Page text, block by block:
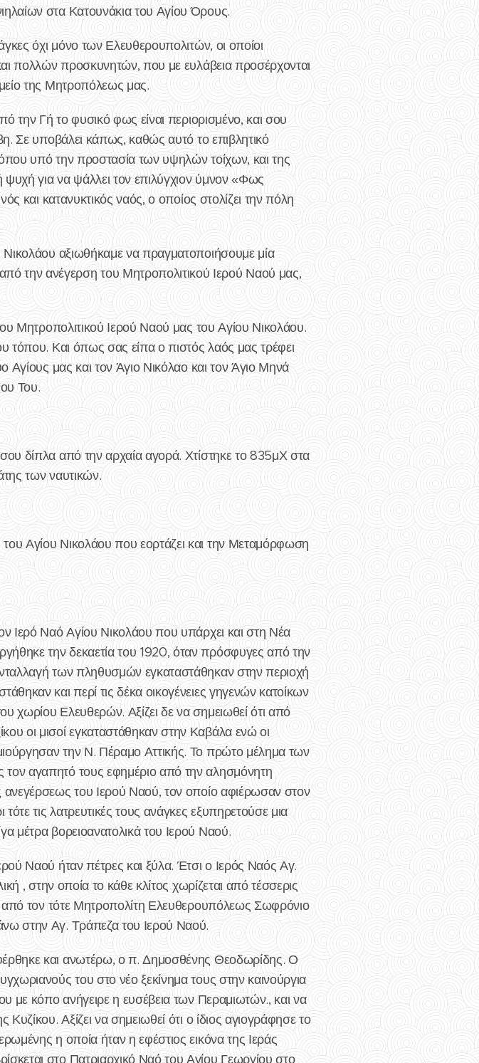
στα Κατουνάκια του Αγίου Όρους.
όχι μόνο των Ελευθερουπολιτών, οι οποίοι
πολλών προσκυνητών, που με ευλάβεια προσέρχονται
της Μητροπόλεως μας.
την Γή το φυσικό φως είναι περιορισμένο, και σου
Σε υποβάλει κάπως, καθώς αυτό το επιβλητικό
υπό την προστασία των υψηλών τοίχων, και της
για να ψάλλει τον επιλύγχιον ύμνον «Φως
και κατανυκτικός ναός, ο οποίος στολίζει την πόλη
αξιωθήκαμε να πραγματοποιήσουμε μία
ανέγερση του Μητροπολιτικού Ιερού Ναού μας,
Μητροπολιτικού Ιερού Ναού μας του Αγίου Νικολάου.
τόπου. Και όπως σας είπα ο πιστός λαός μας τρέφει
Αγίους μας και τον Άγιο Νικόλαο και τον Άγιο Μηνά
Του.
δίπλα από την αρχαία αγορά. Χτίστηκε το 835μΧ στα
των ναυτικών.
Αγίου Νικολάου που εορτάζει και την Μεταμόρφωση
Ιερό Ναό Αγίου Νικολάου που υπάρχει και στη Νέα
την δεκαετία του 1920, όταν πρόσφυγες από την
των πληθυσμών εγκαταστάθηκαν στην περιοχή
και περί τις δέκα οικογένειες γηγενών κατοίκων
χωρίου Ελευθερών. Αξίζει δε να σημειωθεί ότι από
οι μισοί εγκαταστάθηκαν στην Καβάλα ενώ οι
την Ν. Πέραμο Αττικής. Το πρώτο μέλημα των
αγαπητό τους εφημέριο από την αλησμόνητη
του Ιερού Ναού, τον οποίο αφιέρωσαν στον
τις λατρευτικές τους ανάγκες εξυπηρετούσε μια
μέτρα βορειοανατολικά του Ιερού Ναού.
Ναού ήταν πέτρες και ξύλα. Έτσι ο Ιερός Ναός Αγ.
, στην οποία το κάθε κλίτος χωρίζεται από τέσσερις
από τον τότε Μητροπολίτη Ελευθερουπόλεως Σωφρόνιο
στην Αγ. Τράπεζα του Ιερού Ναού.
και ανωτέρω, ο π. Δημοσθένης Θεοδωρίδης. Ο
του στο νέο ξεκίνημα τους στην καινούργια
με κόπο ανήγειρε η ευσέβεια των Περαμιωτών., και να
Αξίζει να σημειωθεί ότι ο ίδιος αγιογράφησε το
η οποία ήταν η εφέστιος εικόνα της Ιεράς
στο Πατριαρχικό Ναό του Αγίου Γεωργίου στο